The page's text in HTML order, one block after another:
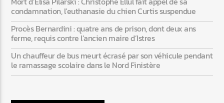
condamnation, l’euthanasie du chien Curtis suspendue
Procès Bernardini : quatre ans de prison, dont deux ans
ferme, requis contre l’ancien maire d’Istres
Un chauffeur de bus meurt écrasé par son véhicule pendant
le ramassage scolaire dans le Nord Finistère